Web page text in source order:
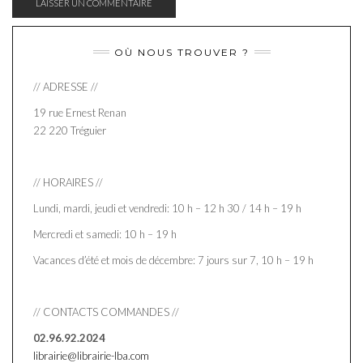
OÙ NOUS TROUVER ?
// ADRESSE //
19 rue Ernest Renan
22 220 Tréguier
// HORAIRES //
Lundi, mardi, jeudi et vendredi: 10 h – 12 h 30 / 14 h – 19 h
Mercredi et samedi: 10 h – 19 h
Vacances d’été et mois de décembre: 7 jours sur 7, 10 h – 19 h
// CONTACTS COMMANDES //
02.96.92.2024
librairie@librairie-lba.com